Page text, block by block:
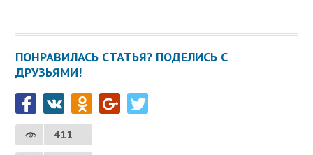
ПОНРАВИЛАСЬ СТАТЬЯ? ПОДЕЛИСЬ С
ДРУЗЬЯМИ!
411